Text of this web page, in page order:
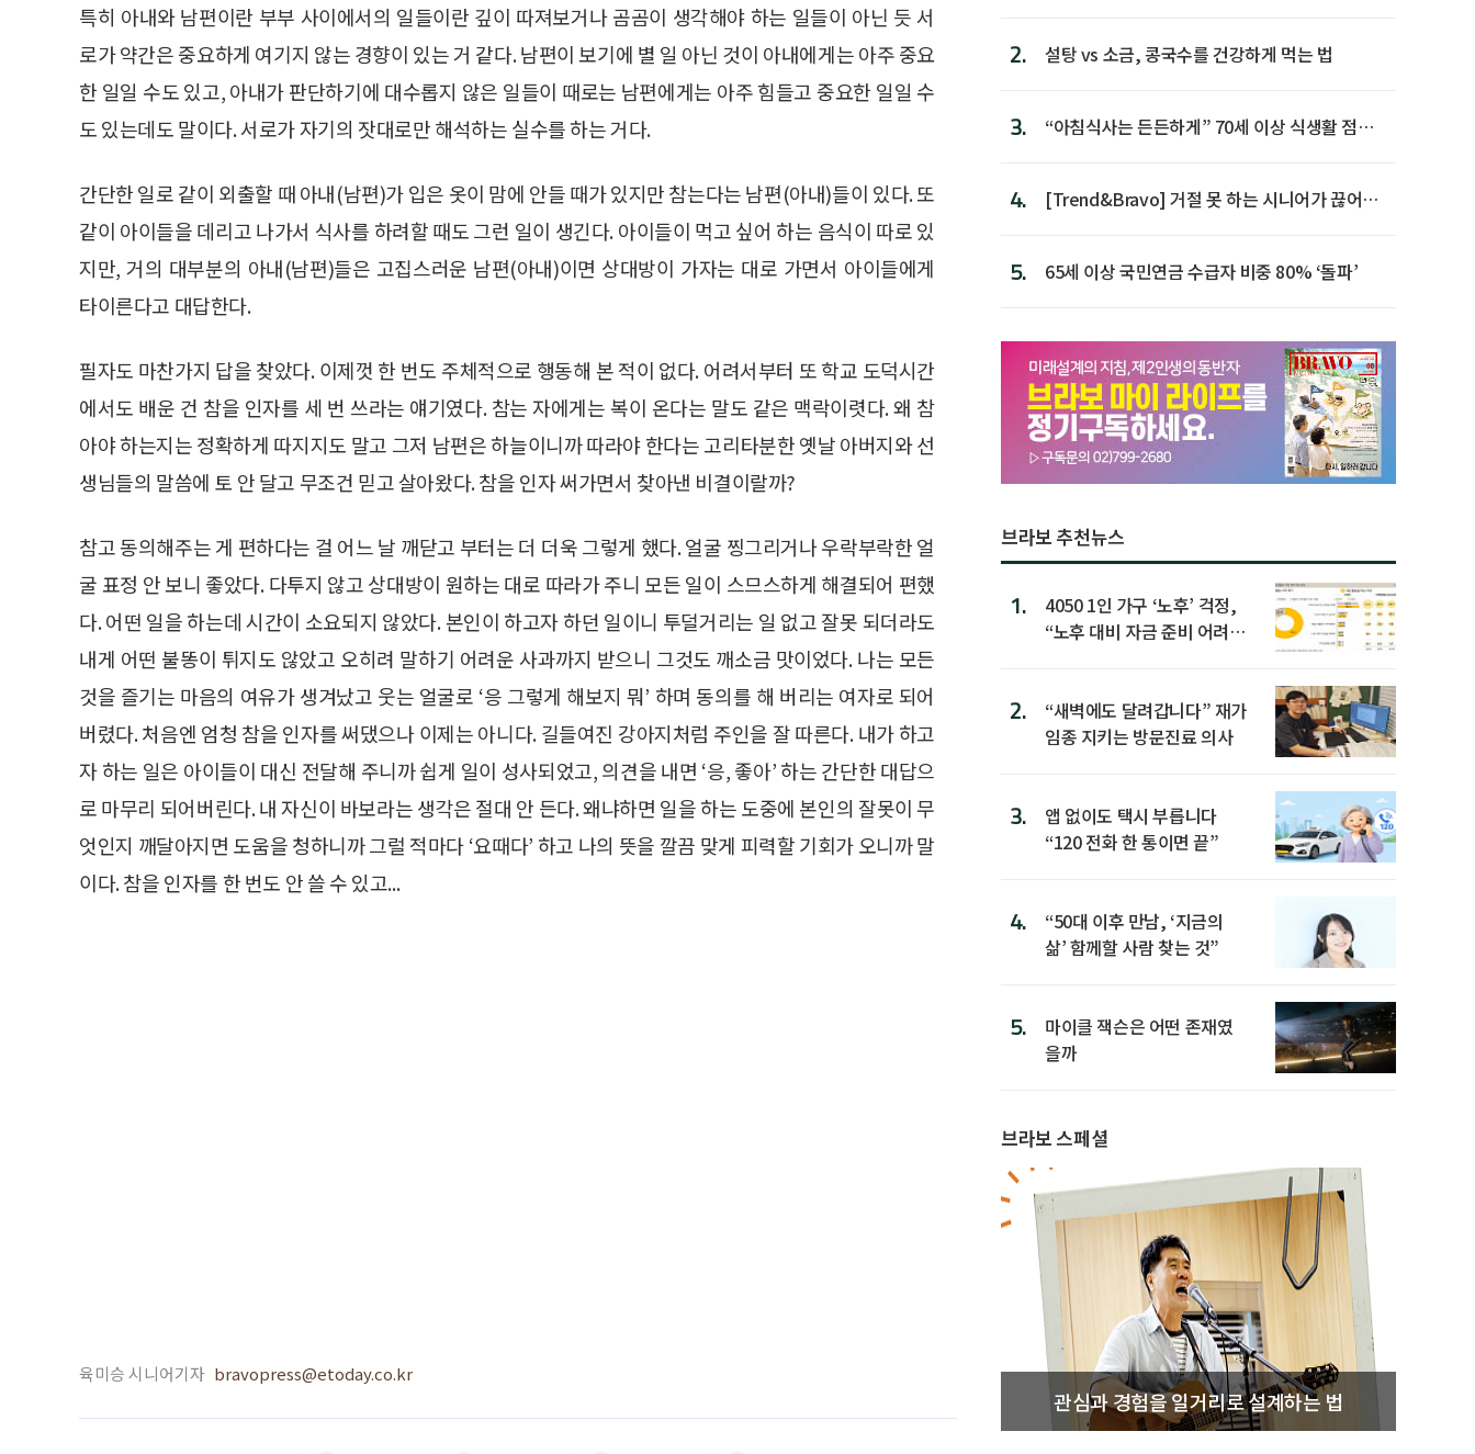
특히 아내와 남편이란 부부 사이에서의 일들이란 깊이 따져보거나 곰곰이 생각해야 하는 일들이 아닌 듯 서
로가 약간은 중요하게 여기지 않는 경향이 있는 거 같다. 남편이 보기에 별 일 아닌 것이 아내에게는 아주 중요
한 일일 수도 있고, 아내가 판단하기에 대수롭지 않은 일들이 때로는 남편에게는 아주 힘들고 중요한 일일 수
도 있는데도 말이다. 서로가 자기의 잣대로만 해석하는 실수를 하는 거다.
간단한 일로 같이 외출할 때 아내(남편)가 입은 옷이 맘에 안들 때가 있지만 참는다는 남편(아내)들이 있다. 또
같이 아이들을 데리고 나가서 식사를 하려할 때도 그런 일이 생긴다. 아이들이 먹고 싶어 하는 음식이 따로 있
지만, 거의 대부분의 아내(남편)들은 고집스러운 남편(아내)이면 상대방이 가자는 대로 가면서 아이들에게
타이른다고 대답한다.
필자도 마찬가지 답을 찾았다. 이제껏 한 번도 주체적으로 행동해 본 적이 없다. 어려서부터 또 학교 도덕시간
에서도 배운 건 참을 인자를 세 번 쓰라는 얘기였다. 참는 자에게는 복이 온다는 말도 같은 맥락이렷다. 왜 참
아야 하는지는 정확하게 따지지도 말고 그저 남편은 하늘이니까 따라야 한다는 고리타분한 옛날 아버지와 선
생님들의 말씀에 토 안 달고 무조건 믿고 살아왔다. 참을 인자 써가면서 찾아낸 비결이랄까?
참고 동의해주는 게 편하다는 걸 어느 날 깨닫고 부터는 더 더욱 그렇게 했다. 얼굴 찡그리거나 우락부락한 얼
굴 표정 안 보니 좋았다. 다투지 않고 상대방이 원하는 대로 따라가 주니 모든 일이 스므스하게 해결되어 편했
다. 어떤 일을 하는데 시간이 소요되지 않았다. 본인이 하고자 하던 일이니 투덜거리는 일 없고 잘못 되더라도
내게 어떤 불똥이 튀지도 않았고 오히려 말하기 어려운 사과까지 받으니 그것도 깨소금 맛이었다. 나는 모든
것을 즐기는 마음의 여유가 생겨났고 웃는 얼굴로 ‘응 그렇게 해보지 뭐’ 하며 동의를 해 버리는 여자로 되어
버렸다. 처음엔 엄청 참을 인자를 써댔으나 이제는 아니다. 길들여진 강아지처럼 주인을 잘 따른다. 내가 하고
자 하는 일은 아이들이 대신 전달해 주니까 쉽게 일이 성사되었고, 의견을 내면 ‘응, 좋아’ 하는 간단한 대답으
로 마무리 되어버린다. 내 자신이 바보라는 생각은 절대 안 든다. 왜냐하면 일을 하는 도중에 본인의 잘못이 무
엇인지 깨달아지면 도움을 청하니까 그럴 적마다 ‘요때다’ 하고 나의 뜻을 깔끔 맞게 피력할 기회가 오니까 말
이다. 참을 인자를 한 번도 안 쓸 수 있고...
육미승 시니어기자 bravopress@etoday.co.kr
2. 설탕 vs 소금, 콩국수를 건강하게 먹는 법
3.
“아침식사는 든든하게” 70세 이상 식생활 점수
4.
[Trend&Bravo] 거절 못 하는 시니어가 끊어야
5. 65세 이상 국민연금 수급자 비중 80% ‘돌파’
브라보 추천뉴스
1.
4050 1인 가구 ‘노후’ 걱정,
“노후 대비 자금 준비 어려
2.
“새벽에도 달려갑니다” 재가
임종 지키는 방문진료 의사
3.
앱 없이도 택시 부릅니다
“120 전화 한 통이면 끝”
4.
“50대 이후 만남, ‘지금의
삶’ 함께할 사람 찾는 것”
5.
마이클 잭슨은 어떤 존재였
을까
브라보 스페셜
관심과 경험을 일거리로 설계하는 법